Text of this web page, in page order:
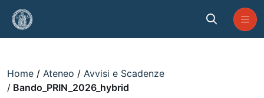
Skip to Main Content
Home Ateneo
Avvisi e Scadenze
Bando_PRIN_2026_hybrid